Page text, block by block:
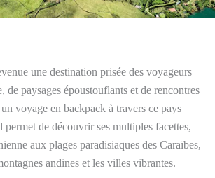
une destination prisée des voyageurs
de paysages époustouflants et de rencontres
voyage en backpack à travers ce pays
permet de découvrir ses multiples facettes,
aux plages paradisiaques des Caraïbes,
andines et les villes vibrantes.